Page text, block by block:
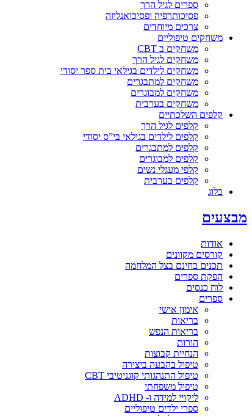
ספרים לגיל הרך
פסיכותרפיה ופסיכואנליזה
צרכים מיוחדים
משחקים טיפוליים
משחקים ב CBT
משחקים לגיל הרך
משחקים לילדים בגילאי בית ספר יסודי
משחקים למתבגרים
משחקים למבוגרים
משחקים בערבית
קלפים השלכתיים
קלפים לגיל הרך
קלפים לילדים בגילאי בי”ס יסודי
קלפים למתבגרים
קלפים למבוגרים
קלפי מעגלי נשים
קלפים בערבית
בלוג
מבצעים
אודות
קורסים מקוונים
תכנים בחינם בצל המלחמה
הפקת ספרים
לוח כנסים
ספרים
אימון אישי
בריאות
בריאות הנפש
הורות
הנחיית קבוצות
טיפול בהבעה ביצירה
טיפול התנהגותי קוגניטיבי CBT
טיפול משפחתי
ליקויי למידה ו- ADHD
ספרי ילדים טיפוליים